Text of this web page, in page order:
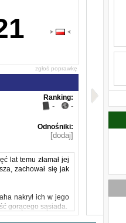
zgłoś poprawkę
Ranking:
- -
Odnośniki:
[dodaj]
lat temu złamał jej
zachował się jak
nakrył ich w jego
gorącego sąsiada.